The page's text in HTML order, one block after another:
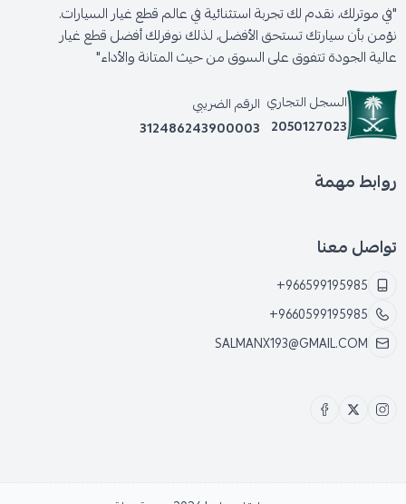
"في موترلك، نقدم لك تجربة استثنائية في عالم قطع غيار السيارات.
نؤمن بأن سيارتك تستحق الأفضل، لذلك نوفرلك أفضل قطع غيار
عالية الجودة تتفوق على السوق من حيث المتانة والأداء"
السجل التجاري
2050127023
الرقم الضريبي
312486243900003
روابط مهمة
تواصل معنا
+966599195985
+9660599195985
SALMANX193@GMAIL.COM